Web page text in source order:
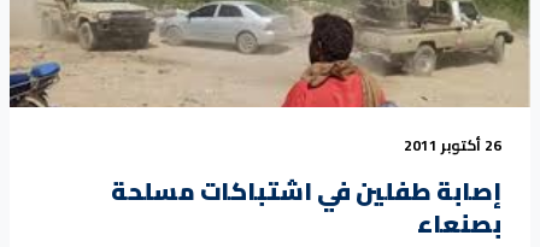
26 أكتوبر 2011
إصابة طفلين في اشتباكات مسلحة
بصنعاء